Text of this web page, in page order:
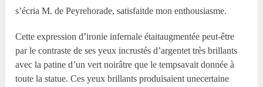
s’écria M. de Peyrehorade, satisfaitde mon enthousiasme.
Cette expression d’ironie infernale étaitaugmentée peut-être
par le contraste de ses yeux incrustés d’argentet très brillants
avec la patine d’un vert noirâtre que le tempsavait donnée à
toute la statue. Ces yeux brillants produisaient unecertaine